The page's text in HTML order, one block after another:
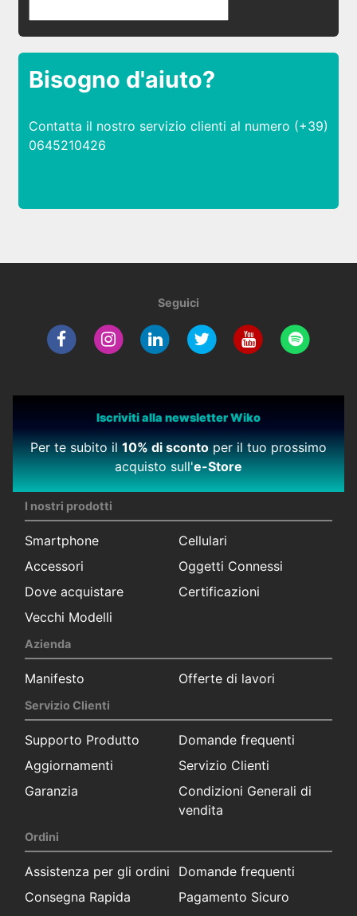
Bisogno d'aiuto?
Contatta il nostro servizio clienti al numero (+39)
0645210426
Seguici
Iscriviti alla newsletter Wiko
Per te subito il10% di scontoper il tuo prossimo
acquisto sull'e-Store
I nostri prodotti
Smartphone
Cellulari
Accessori
Oggetti Connessi
Dove acquistare
Certificazioni
Vecchi Modelli
Azienda
Manifesto Offerte di lavori
Servizio Clienti
Supporto Produtto
Domande frequenti
Aggiornamenti
Servizio Clienti
Garanzia
Condizioni Generali di
vendita
Ordini
Assistenza per gli ordini
Domande frequenti
Consegna Rapida
Pagamento Sicuro